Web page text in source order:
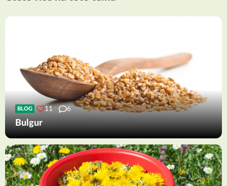
BLOG 11 6
Bulgur